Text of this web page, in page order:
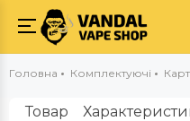
Головна Комплектуючі
Товар